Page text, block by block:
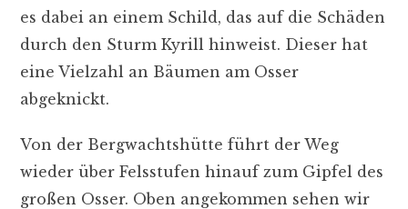
es dabei an einem Schild, das auf die Schäden
durch den Sturm Kyrill hinweist. Dieser hat
eine Vielzahl an Bäumen am Osser
abgeknickt.
Von der Bergwachtshütte führt der Weg
wieder über Felsstufen hinauf zum Gipfel des
großen Osser. Oben angekommen sehen wir